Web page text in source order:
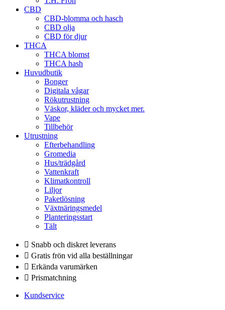
CBD
CBD-blomma och hasch
CBD olja
CBD för djur
THCA
THCA blomst
THCA hash
Huvudbutik
Bonger
Digitala vågar
Rökutrustning
Väskor, kläder och mycket mer.
Vape
Tillbehör
Utrustning
Efterbehandling
Gromedia
Hus/trädgård
Vattenkraft
Klimatkontroll
Liljor
Paketlösning
Växtnäringsmedel
Planteringsstart
Tält
Snabb och diskret leverans
Gratis frön vid alla beställningar
Erkända varumärken
Prismatchning
Kundservice